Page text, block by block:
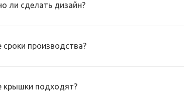
ли сделать дизайн?
сроки производства?
крышки подходят?